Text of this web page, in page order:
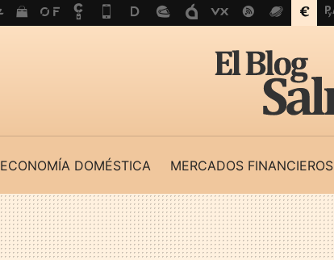
ECONOMÍA DOMÉSTICA MERCADOS FINANCIEROS